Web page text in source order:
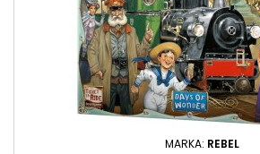
MARKA: REBEL